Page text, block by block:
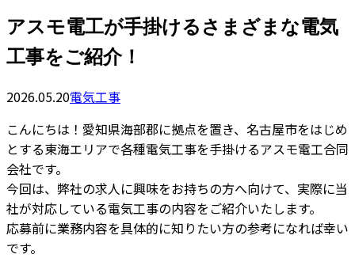
アスモ電工が手掛けるさまざまな電気
工事をご紹介！
2026.05.20電気工事
こんにちは！愛知県海部郡に拠点を置き、名古屋市をはじめ
とする東海エリアで各種電気工事を手掛けるアスモ電工合同
会社です。
今回は、弊社の求人に興味をお持ちの方へ向けて、実際に当
社が対応している電気工事の内容をご紹介いたします。
応募前に業務内容を具体的に知りたい方の参考になれば幸い
です。